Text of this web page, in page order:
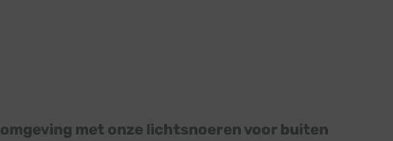
met onze lichtsnoeren voor buiten